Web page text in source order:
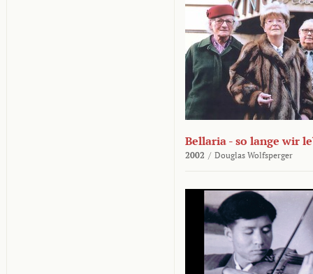
Bellaria - so lange wir
2002 / Douglas Wolfsperger